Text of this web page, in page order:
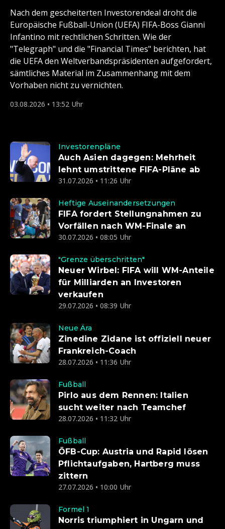
Nach dem gescheiterten Investorendeal droht die
Europäische Fußball-Union (UEFA) FIFA-Boss Gianni
Infantino mit rechtlichen Schritten. Wie der
"Telegraph" und die "Financial Times" berichten, hat
die UEFA den Weltverbandspräsidenten aufgefordert,
sämtliches Material im Zusammenhang mit dem
Vorhaben nicht zu vernichten.
03.08.2026 • 13:52 Uhr
Investorenpläne
Auch Asien dagegen: Mehrheit
lehnt umstrittene FIFA-Pläne ab
31.07.2026 • 11:26 Uhr
Heftige Auseinandersetzungen
FIFA fordert Stellungnahmen zu
Vorfällen nach WM-Finale an
30.07.2026 • 08:05 Uhr
"Grenze überschritten"
Neuer Wirbel: FIFA will WM-Anteile
für Milliarden an Investoren
verkaufen
29.07.2026 • 08:39 Uhr
Neue Ära
Zinedine Zidane ist offiziell neuer
Frankreich-Coach
28.07.2026 • 11:36 Uhr
Fußball
Pirlo aus dem Rennen: Italien
sucht weiter nach Teamchef
28.07.2026 • 11:32 Uhr
Fußball
ÖFB-Cup: Austria und Rapid lösen
Pflichtaufgaben, Hartberg muss
zittern
27.07.2026 • 10:00 Uhr
Formel 1
Norris triumphiert in Ungarn und